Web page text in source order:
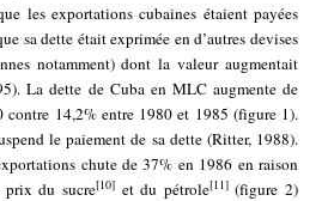
les exportations cubaines étaient payées
sa dette était exprimée en d’autres devises
notamment) dont la valeur augmentait
La dette de Cuba en MLC augmente de
contre 14,2% entre 1980 et 1985 (figure 1).
le paiement de sa dette (Ritter, 1988).
chute de 37% en 1986 en raison
prix du sucre[10] et du pétrole[11](figure 2)